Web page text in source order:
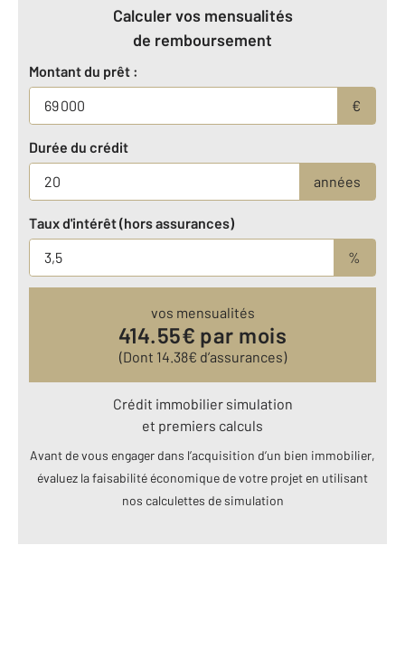
Calculer vos mensualités
de remboursement
Montant du prêt :
€
Durée du crédit
années
Taux d'intérêt (hors assurances)
%
vos mensualités
414.55€ par mois
(Dont 14.38€ d’assurances)
Crédit immobilier simulation
et premiers calculs
Avant de vous engager dans l’acquisition d’un bien immobilier,
évaluez la faisabilité économique de votre projet en utilisant
nos calculettes de simulation